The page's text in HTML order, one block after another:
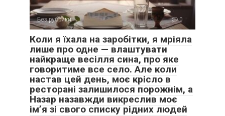
Без рубрики 0
Коли я їхала на заробітки, я мріяла
лише про одне — влаштувати
найкраще весілля сина, про яке
говоритиме все село. Але коли
настав цей день, моє крісло в
ресторані залишилося порожнім, а
Назар назавжди викреслив моє
ім’я зі свого списку рідних людей